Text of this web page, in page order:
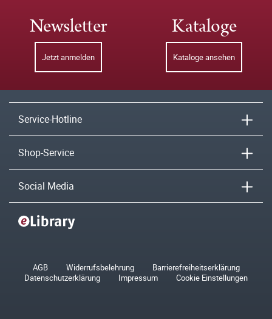
Newsletter
Jetzt anmelden
Kataloge
Kataloge ansehen
Service-Hotline
Shop-Service
Social Media
AGB Widerrufsbelehrung
Barrierefreiheitserklärung
Datenschutzerklärung
Impressum Cookie Einstellungen